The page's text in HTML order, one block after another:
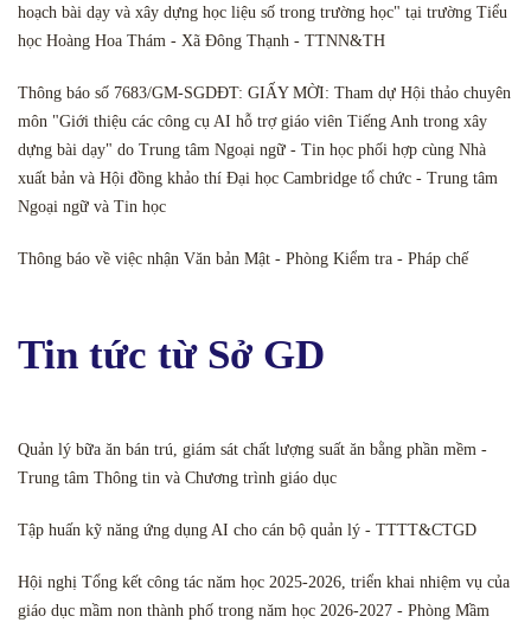
hoạch bài dạy và xây dựng học liệu số trong trường học" tại trường Tiểu
học Hoàng Hoa Thám - Xã Đông Thạnh - TTNN&TH
Thông báo số 7683/GM-SGDĐT: GIẤY MỜI: Tham dự Hội thảo chuyên
môn "Giới thiệu các công cụ AI hỗ trợ giáo viên Tiếng Anh trong xây
dựng bài dạy" do Trung tâm Ngoại ngữ - Tin học phối hợp cùng Nhà
xuất bản và Hội đồng khảo thí Đại học Cambridge tổ chức - Trung tâm
Ngoại ngữ và Tin học
Thông báo về việc nhận Văn bản Mật - Phòng Kiểm tra - Pháp chế
Tin tức từ Sở GD
Quản lý bữa ăn bán trú, giám sát chất lượng suất ăn bằng phần mềm -
Trung tâm Thông tin và Chương trình giáo dục
Tập huấn kỹ năng ứng dụng AI cho cán bộ quản lý - TTTT&CTGD
Hội nghị Tổng kết công tác năm học 2025-2026, triển khai nhiệm vụ của
giáo dục mầm non thành phố trong năm học 2026-2027 - Phòng Mầm